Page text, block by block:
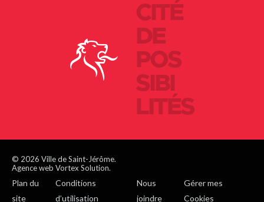
CITÉ
DE
POS
SIBI
LITÉS
© 2026 Ville de Saint-Jérôme.
Agence web Vortex Solution.
Plan du
site
Conditions
d’utilisation
Nous
joindre
Gérer mes
Cookies